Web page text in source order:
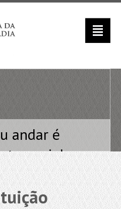
andar é
e minhas